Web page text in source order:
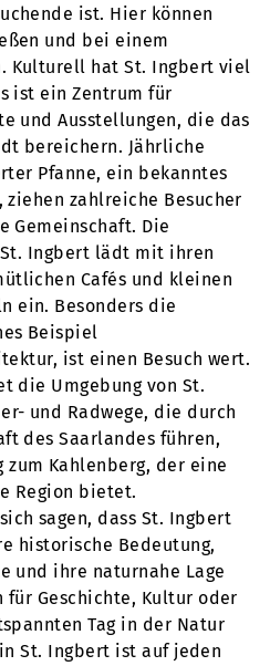
ist. Hier können
und bei einem
Kulturell hat St. Ingbert viel
ist ein Zentrum für
und Ausstellungen, die das
bereichern. Jährliche
Pfanne, ein bekanntes
zahlreiche Besucher
Gemeinschaft. Die
Ingbert lädt mit ihren
Cafés und kleinen
ein. Besonders die
Beispiel
ist einen Besuch wert.
die Umgebung von St.
und Radwege, die durch
des Saarlandes führen,
zum Kahlenberg, der eine
Region bietet.
sagen, dass St. Ingbert
historische Bedeutung,
und ihre naturnahe Lage
für Geschichte, Kultur oder
Tag in der Natur
St. Ingbert ist auf jeden